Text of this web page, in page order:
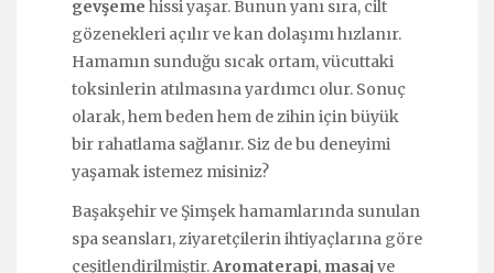
gevşeme hissi yaşar. Bunun yanı sıra, cilt
gözenekleri açılır ve kan dolaşımı hızlanır.
Hamamın sunduğu sıcak ortam, vücuttaki
toksinlerin atılmasına yardımcı olur. Sonuç
olarak, hem beden hem de zihin için büyük
bir rahatlama sağlanır. Siz de bu deneyimi
yaşamak istemez misiniz?
Başakşehir ve Şimşek hamamlarında sunulan
spa seansları, ziyaretçilerin ihtiyaçlarına göre
çeşitlendirilmiştir.Aromaterapi, masajve